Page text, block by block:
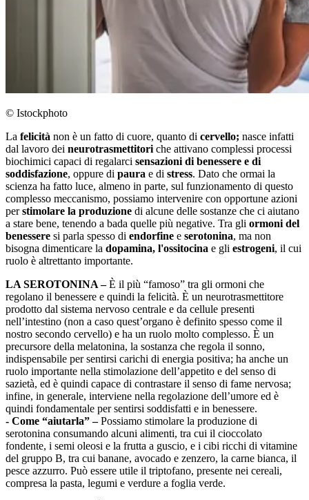
© Istockphoto
La felicità non è un fatto di cuore, quanto di cervello; nasce infatti
dal lavoro dei neurotrasmettitori che attivano complessi processi
biochimici capaci di regalarci sensazioni di benessere e di
soddisfazione, oppure di paura e di stress. Dato che ormai la
scienza ha fatto luce, almeno in parte, sul funzionamento di questo
complesso meccanismo, possiamo intervenire con opportune azioni
perstimolare la produzione di alcune delle sostanze che ci aiutano
a stare bene, tenendo a bada quelle più negative. Tra gli ormoni del
benessere si parla spesso di endorfine e serotonina, ma non
bisogna dimenticare la dopamina, l'ossitocina e gli estrogeni, il cui
ruolo è altrettanto importante.
LA SEROTONINA –È il più “famoso” tra gli ormoni che
regolano il benessere e quindi la felicità. È un neurotrasmettitore
prodotto dal sistema nervoso centrale e da cellule presenti
nell’intestino (non a caso quest’organo è definito spesso come il
nostro secondo cervello) e ha un ruolo molto complesso. È un
precursore della melatonina, la sostanza che regola il sonno,
indispensabile per sentirsi carichi di energia positiva; ha anche un
ruolo importante nella stimolazione dell’appetito e del senso di
sazietà, ed è quindi capace di contrastare il senso di fame nervosa;
infine, in generale, interviene nella regolazione dell’umore ed è
quindi fondamentale per sentirsi soddisfatti e in benessere.
- Come “aiutarla” –Possiamo stimolare la produzione di
serotonina consumando alcuni alimenti, tra cui il cioccolato
fondente, i semi oleosi e la frutta a guscio, e i cibi ricchi di vitamine
del gruppo B, tra cui banane, avocado e zenzero, la carne bianca, il
pesce azzurro. Può essere utile il triptofano, presente nei cereali,
compresa la pasta, legumi e verdure a foglia verde.